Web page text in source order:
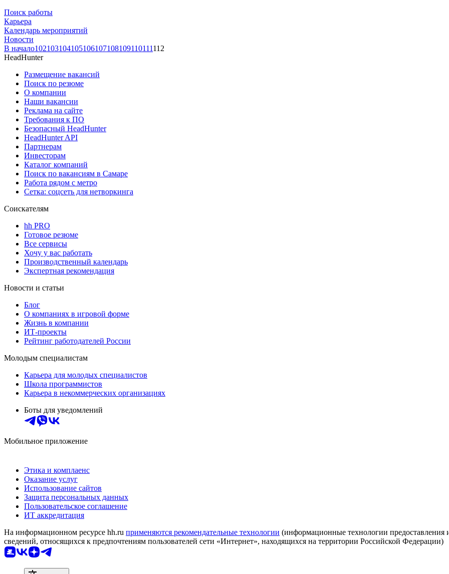
Поиск работы
Карьера
Календарь мероприятий
Новости
В начало102103104105106107108109110111112
HeadHunter
Размещение вакансий
Поиск по резюме
О компании
Наши вакансии
Реклама на сайте
Требования к ПО
Безопасный HeadHunter
HeadHunter API
Партнерам
Инвесторам
Каталог компаний
Поиск по вакансиям в Самаре
Работа рядом с метро
Сетка: соцсеть для нетворкинга
Соискателям
hh PRO
Готовое резюме
Все сервисы
Хочу у вас работать
Производственный календарь
Экспертная рекомендация
Новости и статьи
Блог
О компаниях в игровой форме
Жизнь в компании
ИТ-проекты
Рейтинг работодателей России
Молодым специалистам
Карьера для молодых специалистов
Школа программистов
Карьера в некоммерческих организациях
Боты для уведомлений
Мобильное приложение
Этика и комплаенс
Оказание услуг
Использование сайтов
Защита персональных данных
Пользовательское соглашение
ИТ аккредитация
На информационном ресурсе hh.ru применяются рекомендательные технологии (информационные технологии предоставления
сведений, относящихся к предпочтениям пользователей сети «Интернет», находящихся на территории Российской Федерации)